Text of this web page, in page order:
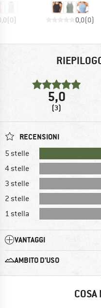
(0) 0,0(0)
5,0
(3)
RECENSIONI
5 stelle
4 stelle
3 stelle
2 stelle
1 stella
VANTAGGI
AMBITO D’USO
COSA